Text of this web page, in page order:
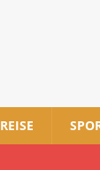
REISE